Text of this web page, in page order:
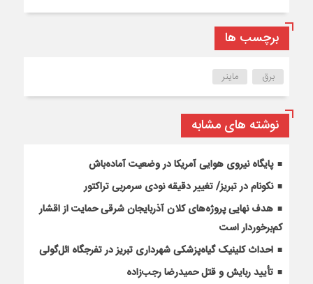
برچسب ها
برق ماینر
نوشته های مشابه
پایگاه نیروی هوایی آمریکا در وضعیت آماده‌باش
نکونام در تبریز/ تغییر دقیقه نودی سرمربی تراکتور
هدف نهایی پروژه‌های کلان آذربایجان شرقی حمایت از اقشار
کم‌برخوردار است
احداث کلینیک گیاه‌پزشکی شهرداری تبریز در تفرجگاه ائل‌گولی
تأیید ربایش و قتل حمیدرضا رجب‌زاده